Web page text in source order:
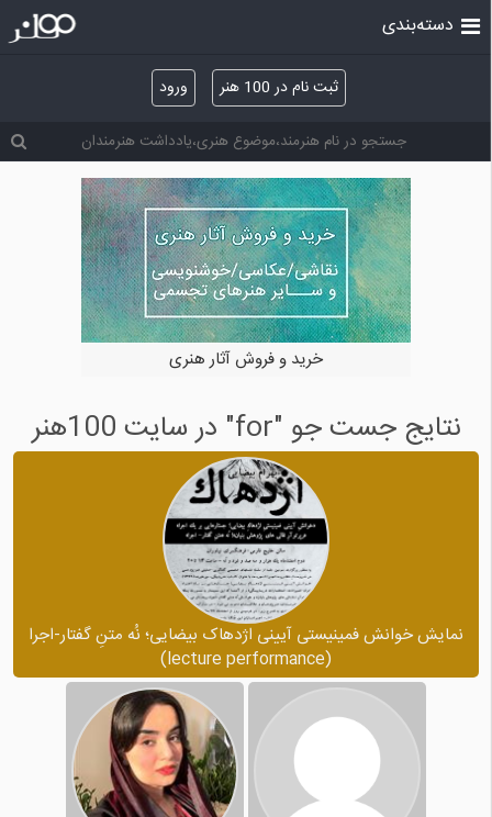
ثبت نام در 100 هنر ورود
دسته‌بندی
خرید و فروش آثار هنری
نتایج جست جو "for" در سایت 100هنر
نمایش خوانش فمینیستی آیینی اژدهاک بیضایی؛ نُه متنِ گفتار-اجرا
(lecture performance)